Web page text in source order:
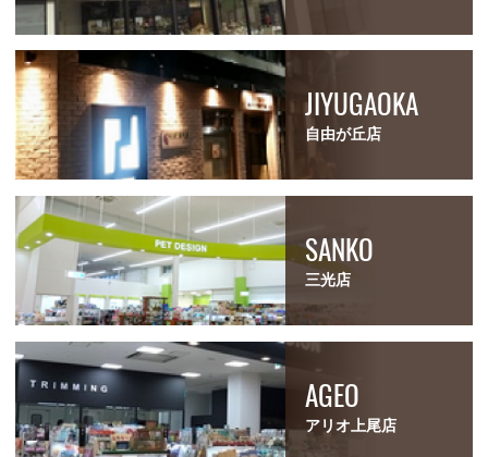
JIYUGAOKA
自由が丘店
SANKO
三光店
AGEO
アリオ上尾店